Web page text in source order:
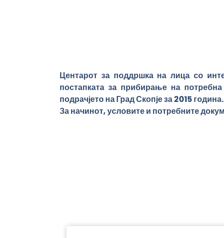
Центарот за поддршка на лица со
постапката за прибирање на
подрачјето на Град Скопје за 2015
За начинот, условите и потребните